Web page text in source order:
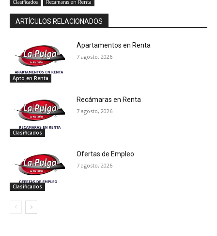
Clasificados Recamaras en Renta
ARTÍCULOS RELACIONADOS
Apto en Renta
Apartamentos en Renta
7 agosto, 2026
Clasificados
Recámaras en Renta
7 agosto, 2026
Clasificados
Ofertas de Empleo
7 agosto, 2026